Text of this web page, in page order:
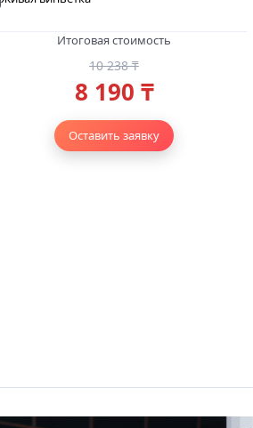
Итоговая стоимость
10 238 ₸
8 190 ₸
Оставить заявку